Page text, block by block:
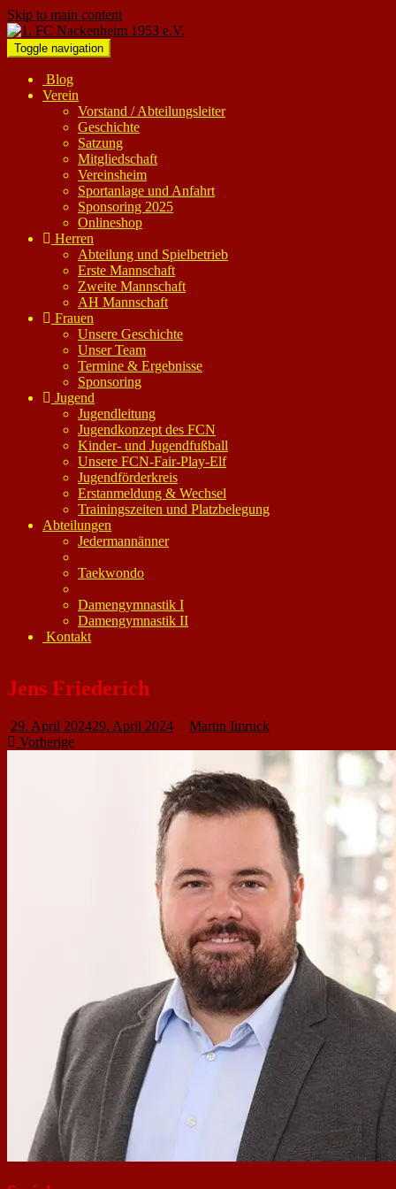
Skip to main content
Toggle navigation
Blog
Verein
Vorstand / Abteilungsleiter
Geschichte
Satzung
Mitgliedschaft
Vereinsheim
Sportanlage und Anfahrt
Sponsoring 2025
Onlineshop
Herren
Abteilung und Spielbetrieb
Erste Mannschaft
Zweite Mannschaft
AH Mannschaft
Frauen
Unsere Geschichte
Unser Team
Termine & Ergebnisse
Sponsoring
Jugend
Jugendleitung
Jugendkonzept des FCN
Kinder- und Jugendfußball
Unsere FCN-Fair-Play-Elf
Jugendförderkreis
Erstanmeldung & Wechsel
Trainingszeiten und Platzbelegung
Abteilungen
Jedermannänner
Taekwondo
Damengymnastik I
Damengymnastik II
Kontakt
Jens Friederich
29. April 202429. April 2024
Martin Imruck
Vorherige